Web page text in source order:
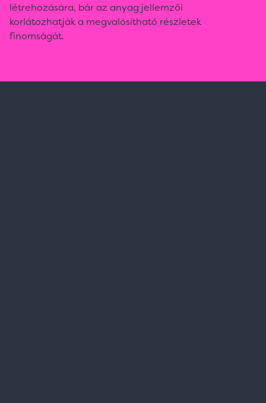
létrehozására, bár az anyag jellemzői
korlátozhatják a megvalósítható részletek
finomságát.